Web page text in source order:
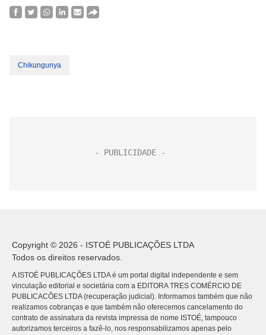
Chikungunya
Copyright © 2026 - ISTOÉ PUBLICAÇÕES LTDA
Todos os direitos reservados.
A ISTOÉ PUBLICAÇÕES LTDA é um portal digital independente e sem
vinculação editorial e societária com a EDITORA TRES COMÉRCIO DE
PUBLICACÕES LTDA (recuperação judicial). Informamos também que não
realizamos cobranças e que também não oferecemos cancelamento do
contrato de assinatura da revista impressa de nome ISTOÉ, tampouco
autorizamos terceiros a fazê-lo, nos responsabilizamos apenas pelo